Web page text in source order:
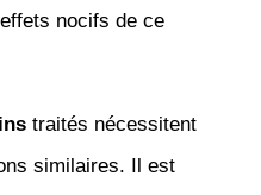
nocifs de ce
traités nécessitent
similaires. Il est